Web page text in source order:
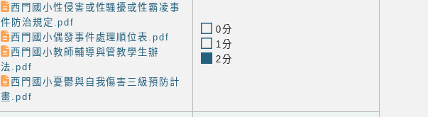
西門國小性侵害或性騷擾或性霸凌事
件防治規定.pdf
西門國小偶發事件處理順位表.pdf
西門國小教師輔導與管教學生辦
法.pdf
西門國小憂鬱與自我傷害三級預防計
畫.pdf
0分
1分
2分